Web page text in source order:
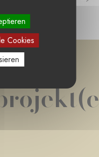
Cookies